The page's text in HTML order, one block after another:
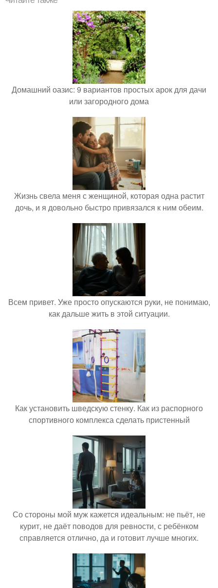
Домашний оазис: 9 вариантов простых арок для дачи
или загородного дома
Жизнь свела меня с женщиной, которая одна растит
дочь, и я довольно быстро привязался к ним обеим.
Всем привет. Уже просто опускаются руки, не понимаю,
как дальше жить в этой ситуации.
Как установить шведскую стенку. Как из распорного
спортивного комплекса сделать пристенный
Со стороны мой муж кажется идеальным: не пьёт, не
курит, не даёт поводов для ревности, с ребёнком
справляется отлично, да и готовит лучше многих.